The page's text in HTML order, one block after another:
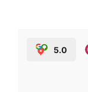
5.0